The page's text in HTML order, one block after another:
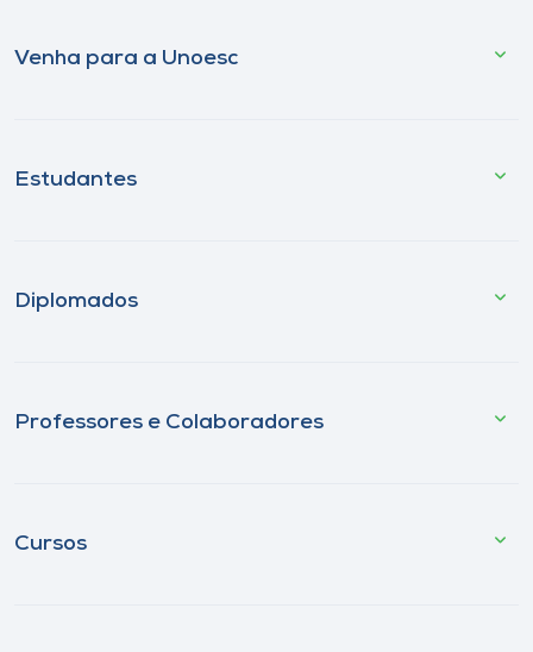
Venha para a Unoesc
Estudantes
Diplomados
Professores e Colaboradores
Cursos